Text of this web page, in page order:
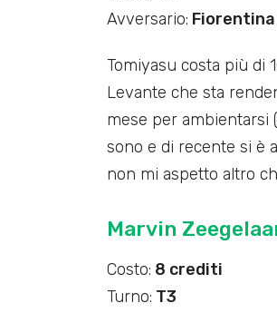
Avversario: Fiorentina
Tomiyasu costa più di
Levante che sta
mese per ambientarsi
sono e di recente si è
non mi aspetto altro
Marvin
Costo: 8 crediti
Turno: T3